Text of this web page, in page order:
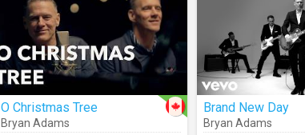
O Christmas Tree
Bryan Adams
Brand New Day
Bryan Adams